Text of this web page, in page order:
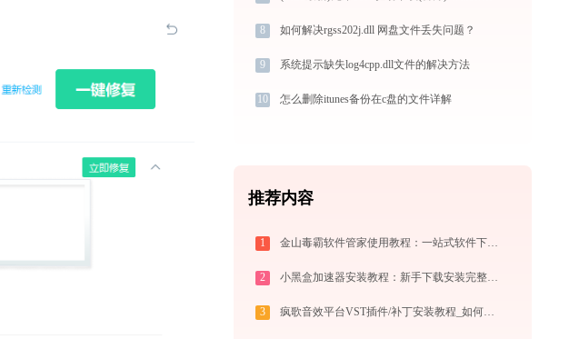
8 如何解决rgss202j.dll 网盘文件丢失问题？
9 系统提示缺失log4cpp.dll文件的解决方法
10 怎么删除itunes备份在c盘的文件详解
推荐内容
1 金山毒霸软件管家使用教程：一站式软件下载安装管理，让电脑始终保持最佳状态
2 小黑盒加速器安装教程：新手下载安装完整步骤
3 疯歌音效平台VST插件/补丁安装教程_如何加载插件效果包